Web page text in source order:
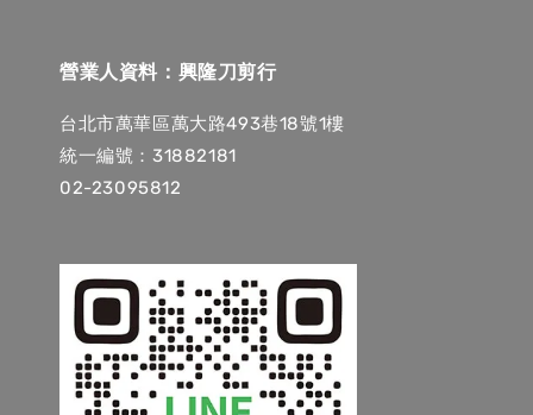
營業人資料：興隆刀剪行
台北市萬華區萬大路493巷18號1樓
統一編號：31882181
02-23095812